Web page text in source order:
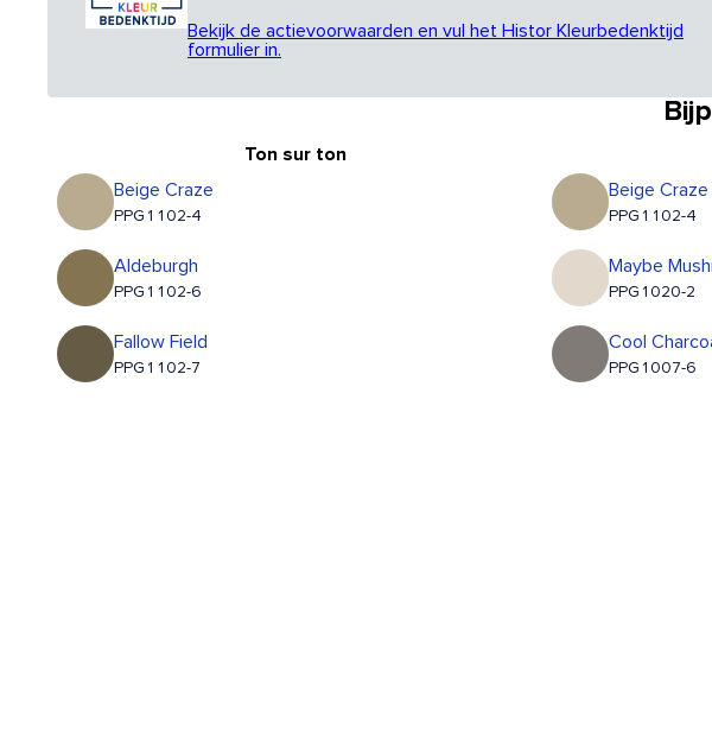
Bekijk de actievoorwaarden en vul het Histor Kleurbedenktijd
formulier in.
Ton sur ton
Beige Craze
PPG1102-4
Aldeburgh
PPG1102-6
Fallow Field
PPG1102-7
Beige Craze
PPG1102-4
Maybe
PPG1020-2
Cool
PPG1007-6